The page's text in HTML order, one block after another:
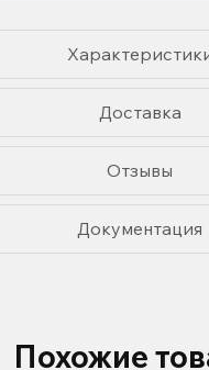
Доставка
Отзывы
Документация
Похожие